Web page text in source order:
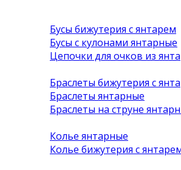
Бусы бижутерия с янтарем
Бусы с кулонами янтарные
Цепочки для очков из
Браслеты бижутерия с
Браслеты янтарные
Браслеты на струне
Колье янтарные
Колье бижутерия с